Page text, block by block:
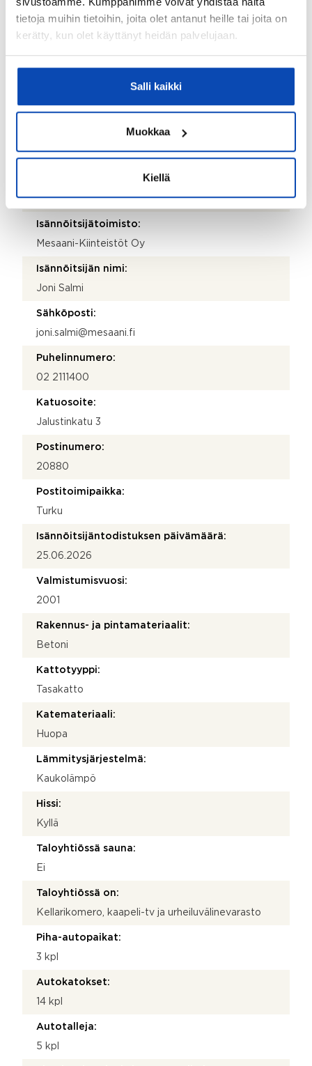
tietoja muihin tietoihin, joita olet antanut heille tai joita on
kerätty, kun olet käyttänyt heidän palvelujaan.
Salli kaikki
Muokkaa
Kiellä
Asunto Oy Turun Kultaranta
853-044-0008-0005
Kiinteistönhoidosta vastaa:
Huoltoyhtiö
Lisätietoja kiinteistönhoidosta:
Kiinteistöhuolto J. Rusanen
Isännöitsijätoimisto:
Mesaani-Kiinteistöt Oy
Isännöitsijän nimi:
Joni Salmi
Sähköposti:
joni.salmi@mesaani.fi
Puhelinnumero:
02 2111400
Katuosoite:
Jalustinkatu 3
Postinumero:
20880
Postitoimipaikka:
Turku
Isännöitsijäntodistuksen päivämäärä:
25.06.2026
Valmistumisvuosi:
2001
Rakennus- ja pintamateriaalit:
Betoni
Kattotyyppi:
Tasakatto
Katemateriaali:
Huopa
Lämmitysjärjestelmä:
Kaukolämpö
Hissi:
Kyllä
Taloyhtiössä sauna:
Ei
Taloyhtiössä on:
Kellarikomero, kaapeli-tv ja urheiluvälinevarasto
Piha-autopaikat:
3 kpl
Autokatokset:
14 kpl
Autotalleja:
5 kpl